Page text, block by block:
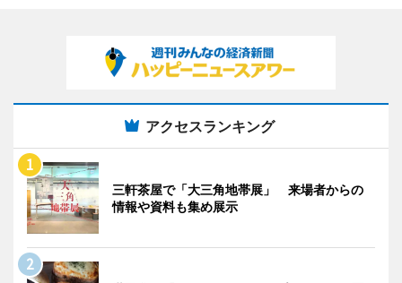
アクセスランキング
三軒茶屋で「大三角地帯展」 来場者からの
情報や資料も集め展示